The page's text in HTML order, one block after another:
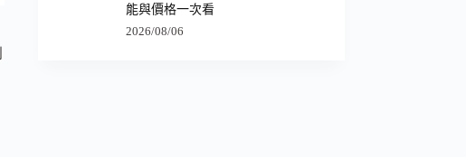
能與價格一次看
2026/08/06